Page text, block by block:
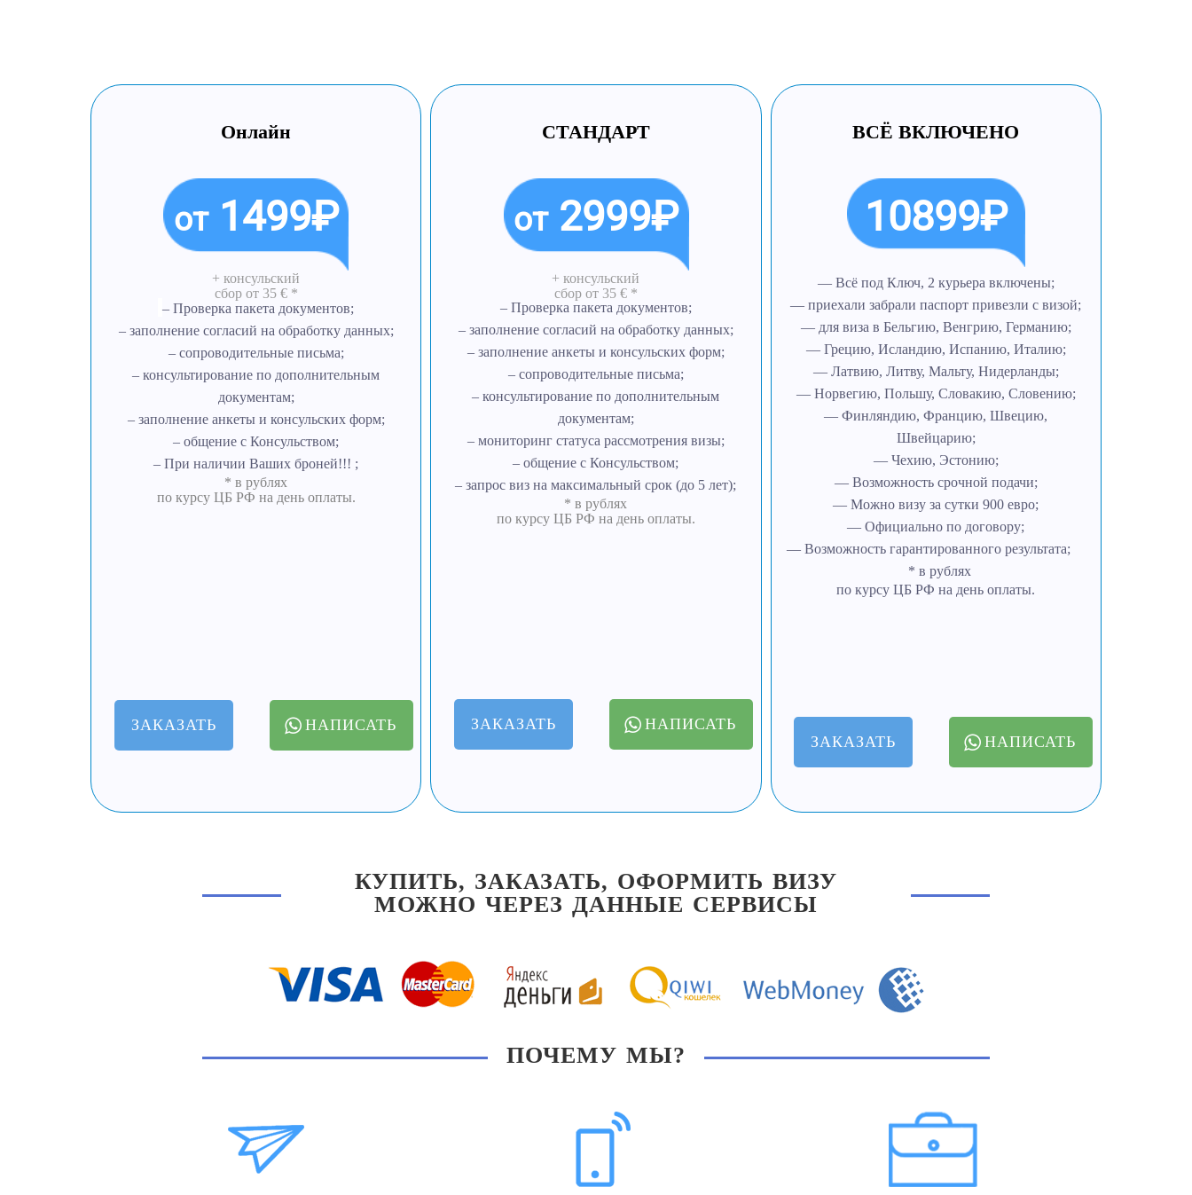
Онлайн
от1499₽
+ консульский
сбор от 35 € *
– Проверка пакета документов;
– заполнение согласий на обработку данных;
– сопроводительные письма;
– консультирование по дополнительным
документам;
– заполнение анкеты и консульских форм;
– общение с Консульством;
– При наличии Ваших броней!!! ;
* в рублях
по курсу ЦБ РФ на день оплаты.
ЗАКАЗАТЬ НАПИСАТЬ
СТАНДАРТ
от2999₽
+ консульский
сбор от 35 € *
– Проверка пакета документов;
– заполнение согласий на обработку данных;
– заполнение анкеты и консульских форм;
– сопроводительные письма;
– консультирование по дополнительным
документам;
– мониторинг статуса рассмотрения визы;
– общение с Консульством;
– запрос виз на максимальный срок (до 5 лет);
* в рублях
по курсу ЦБ РФ на день оплаты.
ЗАКАЗАТЬ НАПИСАТЬ
ВСЁ ВКЛЮЧЕНО
10899₽
— Всё под Ключ, 2 курьера включены;
— приехали забрали паспорт привезли с визой;
— для виза в Бельгию, Венгрию, Германию;
— Грецию, Исландию, Испанию, Италию;
— Латвию, Литву, Мальту, Нидерланды;
— Норвегию, Польшу, Словакию, Словению;
— Финляндию, Францию, Швецию,
Швейцарию;
— Чехию, Эстонию;
— Возможность срочной подачи;
— Можно визу за сутки 900 евро;
— Официально по договору;
— Возможность гарантированного результата;
* в рублях
по курсу ЦБ РФ на день оплаты.
ЗАКАЗАТЬ НАПИСАТЬ
КУПИТЬ, ЗАКАЗАТЬ, ОФОРМИТЬ ВИЗУ
МОЖНО ЧЕРЕЗ ДАННЫЕ СЕРВИСЫ
ПОЧЕМУ МЫ?